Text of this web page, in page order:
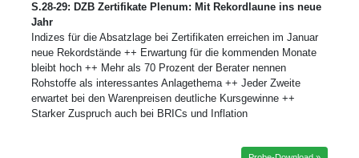
S.28-29: DZB Zertifikate Plenum: Mit Rekordlaune ins neue
Jahr
Indizes für die Absatzlage bei Zertifikaten erreichen im Januar
neue Rekordstände ++ Erwartung für die kommenden Monate
bleibt hoch ++ Mehr als 70 Prozent der Berater nennen
Rohstoffe als interessantes Anlagethema ++ Jeder Zweite
erwartet bei den Warenpreisen deutliche Kursgewinne ++
Starker Zuspruch auch bei BRICs und Inflation